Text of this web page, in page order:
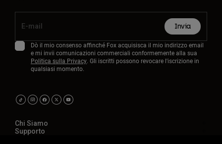
Invia
Dò il mio consenso affinché Fox acquisisca il mio indirizzo email
e mi invii comunicazioni commerciali conformemente alla sua
Politica sulla Privacy. Gli iscritti possono revocare l'iscrizione in
qualsiasi momento.
Chi Siamo
Supporto